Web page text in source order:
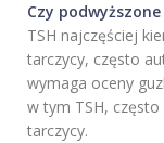
Czy
TSH najczęściej
tarczycy, często
wymaga oceny
w tym TSH,
tarczycy.